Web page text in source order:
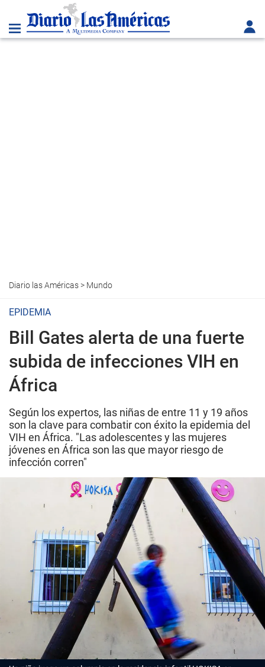
Diario las Américas> Mundo
EPIDEMIA
Bill Gates alerta de una fuerte
subida de infecciones VIH en
África
Según los expertos, las niñas de entre 11 y 19 años
son la clave para combatir con éxito la epidemia del
VIH en África. "Las adolescentes y las mujeres
jóvenes en África son las que mayor riesgo de
infección corren"